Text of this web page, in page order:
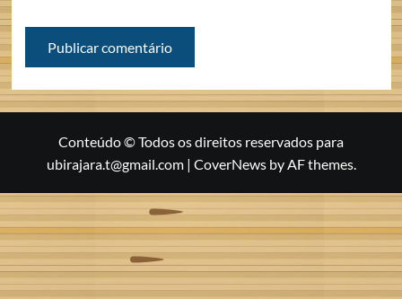
Conteúdo © Todos os direitos reservados para
ubirajara.t@gmail.com | CoverNewsby AF themes.